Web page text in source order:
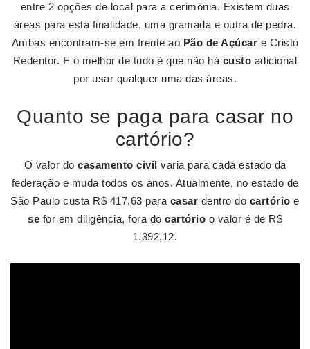
entre 2 opções de local para a cerimônia. Existem duas
áreas para esta finalidade, uma gramada e outra de pedra.
Ambas encontram-se em frente ao Pão de Açúcar e Cristo
Redentor. E o melhor de tudo é que não há custo adicional
por usar qualquer uma das áreas.
Quanto se paga para casar no
cartório?
O valor do casamento civil varia para cada estado da
federação e muda todos os anos. Atualmente, no estado de
São Paulo custa R$ 417,63 para casar dentro do cartório e
se for em diligência, fora do cartório o valor é de R$
1.392,12.